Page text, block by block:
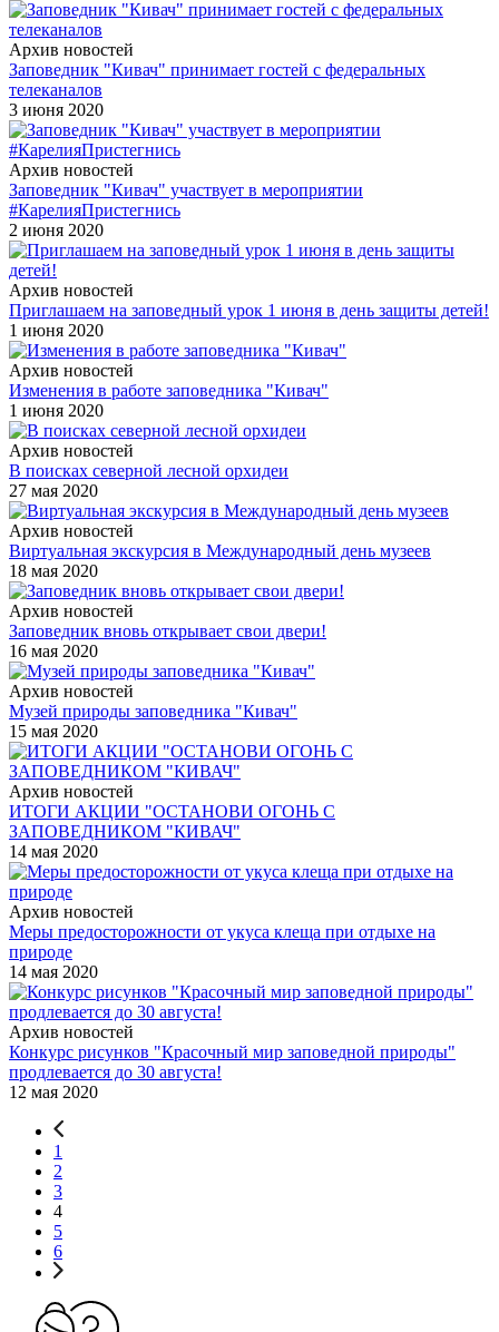
Архив новостей
Заповедник "Кивач" принимает гостей с федеральных
телеканалов
3 июня 2020
Архив новостей
Заповедник "Кивач" участвует в мероприятии
#КарелияПристегнись
2 июня 2020
Архив новостей
Приглашаем на заповедный урок 1 июня в день защиты детей!
1 июня 2020
Архив новостей
Изменения в работе заповедника "Кивач"
1 июня 2020
Архив новостей
В поисках северной лесной орхидеи
27 мая 2020
Архив новостей
Виртуальная экскурсия в Международный день музеев
18 мая 2020
Архив новостей
Заповедник вновь открывает свои двери!
16 мая 2020
Архив новостей
Музей природы заповедника "Кивач"
15 мая 2020
Архив новостей
ИТОГИ АКЦИИ "ОСТАНОВИ ОГОНЬ С
ЗАПОВЕДНИКОМ "КИВАЧ"
14 мая 2020
Архив новостей
Меры предосторожности от укуса клеща при отдыхе на
природе
14 мая 2020
Архив новостей
Конкурс рисунков "Красочный мир заповедной природы"
продлевается до 30 августа!
12 мая 2020
1
2
3
4
5
6